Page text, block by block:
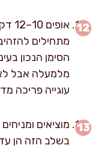
מתחילים
הסימן הנכון
מלמעלה אבל
עוגייה פריכה
בשלב הזה הן